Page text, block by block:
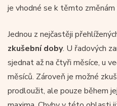
je vhodné se k těmto
Jednou z nejčastěji
zkušební doby. U řadových
sjednat až na čtyři měsíce, u
měsíců. Zároveň je možné
prodloužit, ale pouze během